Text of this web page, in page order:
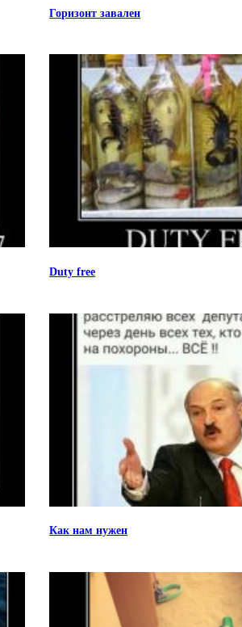
Горизонт завален
Duty free
Как нам нужен